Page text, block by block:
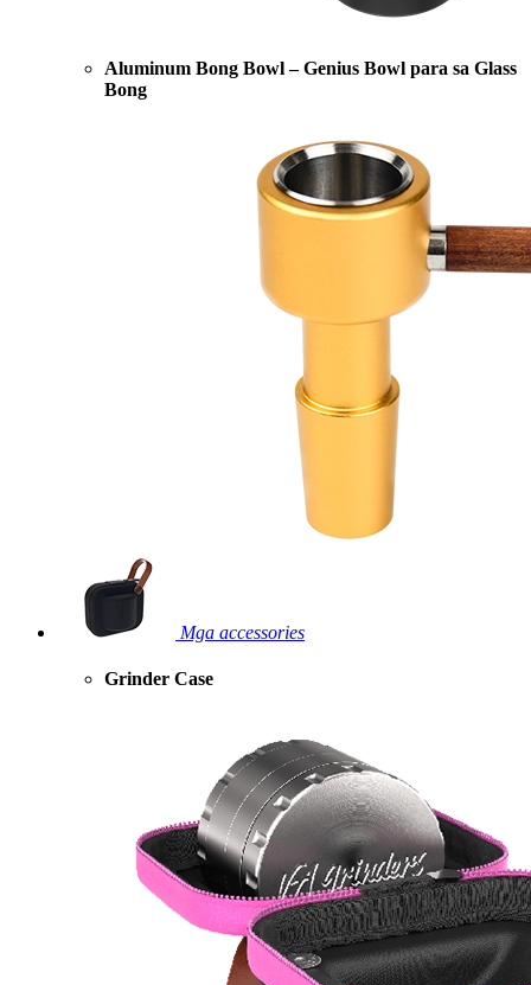
Aluminum Bong Bowl – Genius Bowl para sa Glass
Bong
Mga accessories
Grinder Case